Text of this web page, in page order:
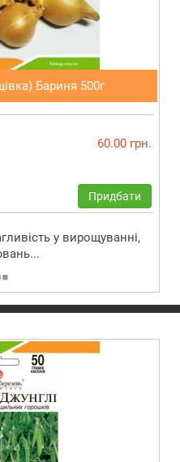
Бариня 500г
60.00 грн.
Придбати
у вирощуванні,